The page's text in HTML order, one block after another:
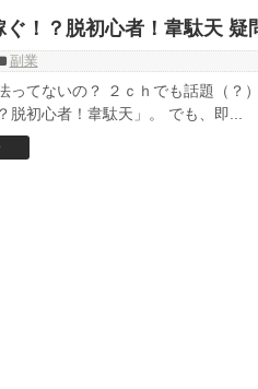
ぐ！？脱初心者！韋駄天 疑
副業
ってないの？ ２ｃｈでも話題（？
脱初心者！韋駄天」。 でも、即...